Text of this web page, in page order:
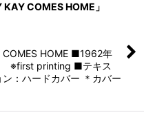
COMES HOME」
COMES HOME ■1962年
※first printing ■テキス
：ハードカバー ＊カバー